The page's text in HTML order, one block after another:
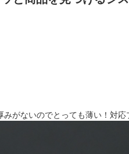
みがないのでとっても薄い！対応